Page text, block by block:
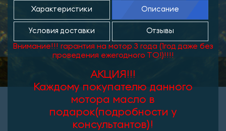
Характеристики Описание
Условия доставки Отзывы
Внимание!!! гарантия на мотор 3 года (1год даже без
проведения ежегодного ТО!)!!!!
АКЦИЯ!!!
Каждому покупателю данного
мотора масло в
подарок(подробности у
консультантов)!